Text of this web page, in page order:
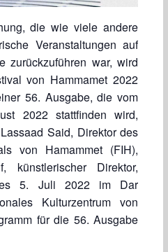
die wie viele andere
Veranstaltungen auf
zurückzuführen war, wird
von Hammamet 2022
56. Ausgabe, die vom
2022 stattfinden wird,
Said, Direktor des
von Hamammet (FIH),
künstlerischer Direktor,
5. Juli 2022 im Dar
Kulturzentrum von
für die 56. Ausgabe